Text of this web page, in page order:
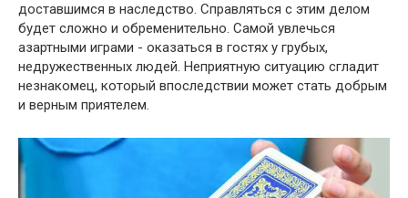
доставшимся в наследство. Справляться с этим делом
будет сложно и обременительно. Самой увлечься
азартными играми - оказаться в гостях у грубых,
недружественных людей. Неприятную ситуацию сгладит
незнакомец, который впоследствии может стать добрым
и верным приятелем.